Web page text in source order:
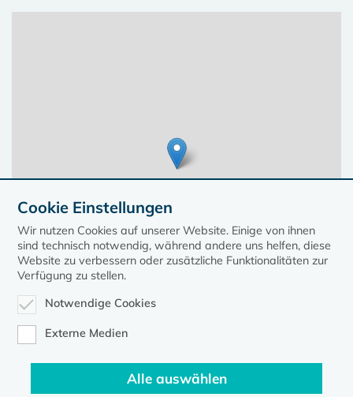
Diese Seite gehört zum Portalkirche-mv.de
Cookie Einstellungen
Wir nutzen Cookies auf unserer Website. Einige von ihnen
sind technisch notwendig, während andere uns helfen, diese
Website zu verbessern oder zusätzliche Funktionalitäten zur
Verfügung zu stellen.
Notwendige Cookies
Externe Medien
Alle auswählen